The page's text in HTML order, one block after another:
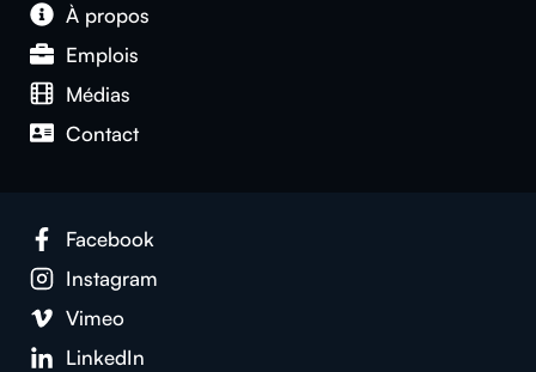
À propos
Emplois
Médias
Contact
Facebook
Instagram
Vimeo
LinkedIn